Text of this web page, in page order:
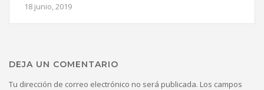
18 junio, 2019
DEJA UN COMENTARIO
Tu dirección de correo electrónico no será publicada. Los campos